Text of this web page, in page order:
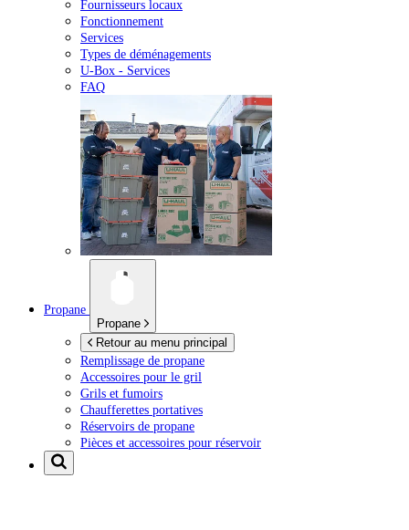
Fournisseurs locaux
Fonctionnement
Services
Types de déménagements
U-Box - Services
FAQ
Propane
Propane
Retour au menu principal
Remplissage de propane
Accessoires pour le gril
Grils et fumoirs
Chaufferettes portatives
Réservoirs de propane
Pièces et accessoires pour réservoir